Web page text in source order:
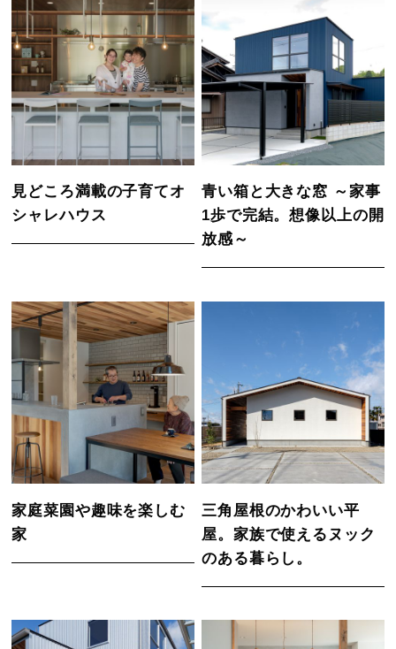
見どころ満載の子育てオ
シャレハウス
青い箱と大きな窓 ～家事
1歩で完結。想像以上の開
放感～
家庭菜園や趣味を楽しむ
家
三角屋根のかわいい平
屋。家族で使えるヌック
のある暮らし。